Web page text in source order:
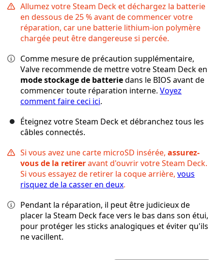
Allumez votre Steam Deck et déchargez la batterie
en dessous de 25 % avant de commencer votre
réparation, car une batterie lithium-ion polymère
chargée peut être dangereuse si percée.
Comme mesure de précaution supplémentaire,
Valve recommende de mettre votre Steam Deck en
mode stockage de batteriedans le BIOS avant de
commencer toute réparation interne. Voyez
comment faire ceci ici.
Éteignez votre Steam Deck et débranchez tous les
câbles connectés.
Si vous avez une carte microSD insérée, assurez-
vous de la retireravant d'ouvrir votre Steam Deck.
Si vous essayez de retirer la coque arrière, vous
risquez de la casser en deux.
Pendant la réparation, il peut être judicieux de
placer la Steam Deck face vers le bas dans son étui,
pour protéger les sticks analogiques et éviter qu'ils
ne vacillent.